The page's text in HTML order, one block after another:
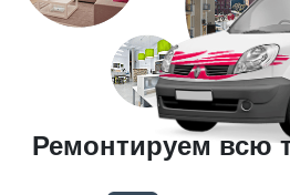
Ремонтируем всю